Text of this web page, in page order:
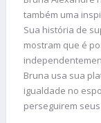
também uma
Sua história de
mostram que é
Bruna usa sua
igualdade no
perseguirem